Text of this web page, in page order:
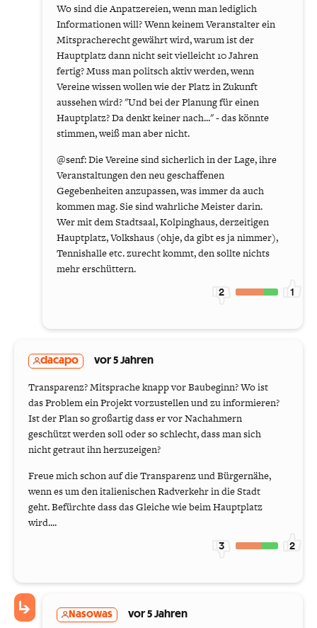
Wo sind die Anpatzereien, wenn man lediglich
Informationen will? Wenn keinem Veranstalter ein
Mitspracherecht gewährt wird, warum ist der
Hauptplatz dann nicht seit vielleicht 10 Jahren
fertig? Muss man politsch aktiv werden, wenn
Vereine wissen wollen wie der Platz in Zukunft
aussehen wird? "Und bei der Planung für einen
Hauptplatz? Da denkt keiner nach..." - das könnte
stimmen, weiß man aber nicht.
@senf: Die Vereine sind sicherlich in der Lage, ihre
Veranstaltungen den neu geschaffenen
Gegebenheiten anzupassen, was immer da auch
kommen mag. Sie sind wahrliche Meister darin.
Wer mit dem Stadtsaal, Kolpinghaus, derzeitigen
Hauptplatz, Volkshaus (ohje, da gibt es ja nimmer),
Tennishalle etc. zurecht kommt, den sollte nichts
mehr erschüttern.
2 1
dacapo vor 5 Jahren
Transparenz? Mitsprache knapp vor Baubeginn? Wo ist
das Problem ein Projekt vorzustellen und zu informieren?
Ist der Plan so großartig dass er vor Nachahmern
geschützt werden soll oder so schlecht, dass man sich
nicht getraut ihn herzuzeigen?
Freue mich schon auf die Transparenz und Bürgernähe,
wenn es um den italienischen Radverkehr in die Stadt
geht. Befürchte dass das Gleiche wie beim Hauptplatz
wird....
3 2
Nasowas vor 5 Jahren